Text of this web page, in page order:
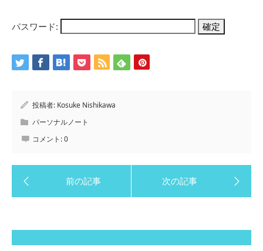
パスワード:
投稿者: Kosuke Nishikawa
パーソナルノート
コメント:0